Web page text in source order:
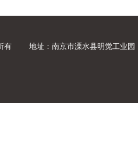
有
地址：南京市溧水县明觉工业园